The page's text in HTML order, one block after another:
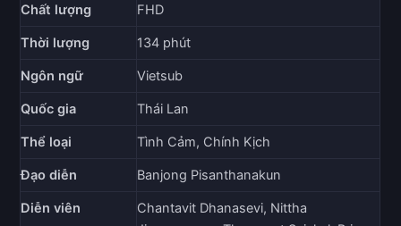
Chất lượng FHD
Thời lượng 134 phút
Ngôn ngữ Vietsub
Quốc gia Thái Lan
Thể loại Tình Cảm, Chính Kịch
Đạo diễn Banjong Pisanthanakun
Diễn viên
Chantavit Dhanasevi, Nittha